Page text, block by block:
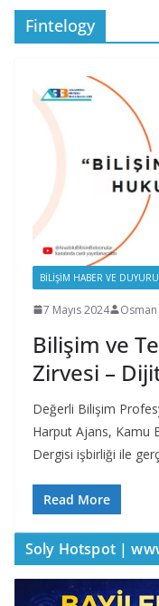
Fintelogy
BILIŞIM HABER VE
7 Mayıs 2024
Bilişim ve
Zirvesi –
Değerli Bilişim
Harput Ajans, Kamu
Dergisi işbirliği ile
Read More
Soly Hotspot |